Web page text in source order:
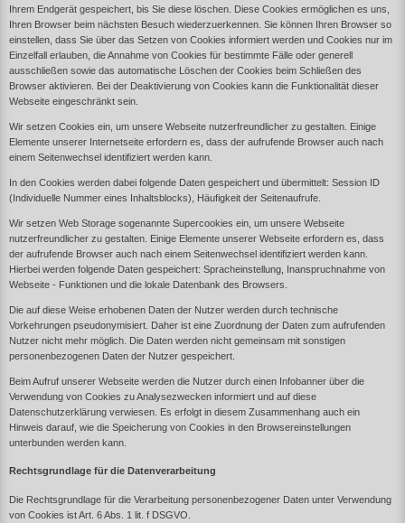
Ihrem Endgerät gespeichert, bis Sie diese löschen. Diese Cookies ermöglichen es uns,
Ihren Browser beim nächsten Besuch wiederzuerkennen. Sie können Ihren Browser so
einstellen, dass Sie über das Setzen von Cookies informiert werden und Cookies nur im
Einzelfall erlauben, die Annahme von Cookies für bestimmte Fälle oder generell
ausschließen sowie das automatische Löschen der Cookies beim Schließen des
Browser aktivieren. Bei der Deaktivierung von Cookies kann die Funktionalität dieser
Webseite eingeschränkt sein.
Wir setzen Cookies ein, um unsere Webseite nutzerfreundlicher zu gestalten. Einige
Elemente unserer Internetseite erfordern es, dass der aufrufende Browser auch nach
einem Seitenwechsel identifiziert werden kann.
In den Cookies werden dabei folgende Daten gespeichert und übermittelt: Session ID
(Individuelle Nummer eines Inhaltsblocks), Häufigkeit der Seitenaufrufe.
Wir setzen Web Storage sogenannte Supercookies ein, um unsere Webseite
nutzerfreundlicher zu gestalten. Einige Elemente unserer Webseite erfordern es, dass
der aufrufende Browser auch nach einem Seitenwechsel identifiziert werden kann.
Hierbei werden folgende Daten gespeichert: Spracheinstellung, Inanspruchnahme von
Webseite - Funktionen und die lokale Datenbank des Browsers.
Die auf diese Weise erhobenen Daten der Nutzer werden durch technische
Vorkehrungen pseudonymisiert. Daher ist eine Zuordnung der Daten zum aufrufenden
Nutzer nicht mehr möglich. Die Daten werden nicht gemeinsam mit sonstigen
personenbezogenen Daten der Nutzer gespeichert.
Beim Aufruf unserer Webseite werden die Nutzer durch einen Infobanner über die
Verwendung von Cookies zu Analysezwecken informiert und auf diese
Datenschutzerklärung verwiesen. Es erfolgt in diesem Zusammenhang auch ein
Hinweis darauf, wie die Speicherung von Cookies in den Browsereinstellungen
unterbunden werden kann.
Rechtsgrundlage für die Datenverarbeitung
Die Rechtsgrundlage für die Verarbeitung personenbezogener Daten unter Verwendung
von Cookies ist Art. 6 Abs. 1 lit. f DSGVO.